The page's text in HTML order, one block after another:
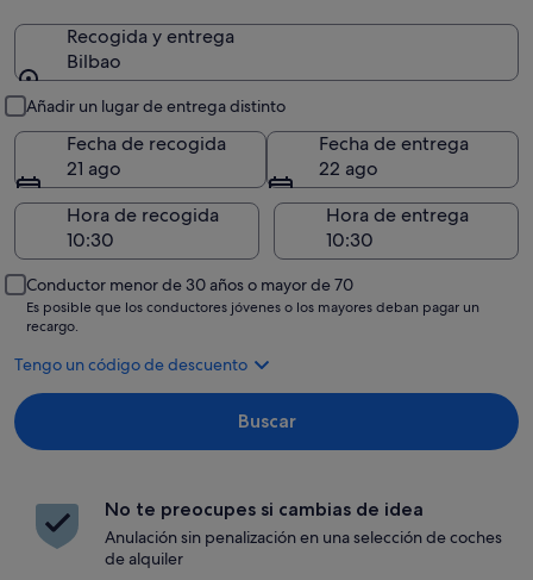
Recogida y entrega
Bilbao
Añadir un lugar de entrega distinto
Fecha de recogida
21 ago
Fecha de entrega
22 ago
Hora de recogida
Hora de entrega
Conductor menor de 30 años o mayor de 70
Es posible que los conductores jóvenes o los mayores deban pagar un
recargo.
Tengo un código de descuento
Buscar
No te preocupes si cambias de idea
Anulación sin penalización en una selección de coches
de alquiler